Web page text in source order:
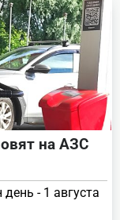
на АЗС
- 1 августа